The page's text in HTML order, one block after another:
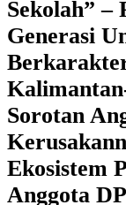
Sekolah” –
Generasi
Sorotan
Ekosistem
Anggota